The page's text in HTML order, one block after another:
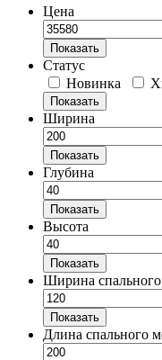
Цена
Показать
Статус
Новинка
Показать
Ширина
Показать
Глубина
Показать
Высота
Показать
Ширина спального
Показать
Длина спального